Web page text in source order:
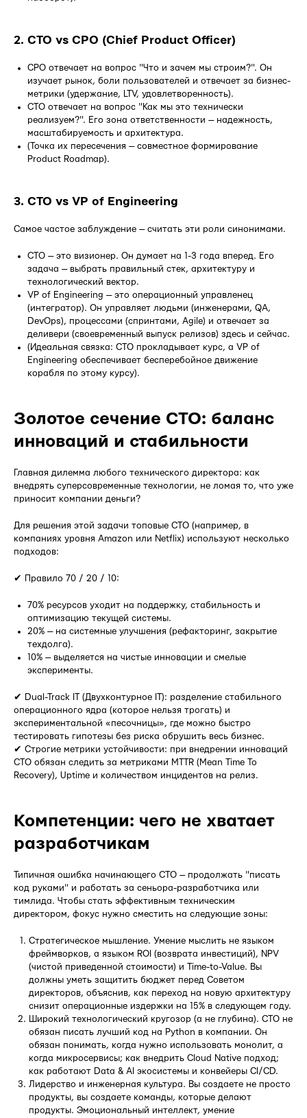
2. CTO vs CPO (Chief Product Officer)
CPO отвечает на вопрос "Что и зачем мы строим?". Он
изучает рынок, боли пользователей и отвечает за бизнес-
метрики (удержание, LTV, удовлетворенность).
CTO отвечает на вопрос "Как мы это технически
реализуем?". Его зона ответственности — надежность,
масштабируемость и архитектура.
(Точка их пересечения — совместное формирование
Product Roadmap).
3. CTO vs VP of Engineering
Самое частое заблуждение — считать эти роли синонимами.
CTO — это визионер. Он думает на 1-3 года вперед. Его
задача — выбрать правильный стек, архитектуру и
технологический вектор.
VP of Engineering — это операционный управленец
(интегратор). Он управляет людьми (инженерами, QA,
DevOps), процессами (спринтами, Agile) и отвечает за
деливери (своевременный выпуск релизов) здесь и сейчас.
(Идеальная связка: CTO прокладывает курс, а VP of
Engineering обеспечивает бесперебойное движение
корабля по этому курсу).
Золотое сечение CTO: баланс
инноваций и стабильности
Главная дилемма любого технического директора: как
внедрять суперсовременные технологии, не ломая то, что уже
приносит компании деньги?
Для решения этой задачи топовые CTO (например, в
компаниях уровня Amazon или Netflix) используют несколько
подходов:
✔ Правило 70 / 20 / 10:
70% ресурсов уходит на поддержку, стабильность и
оптимизацию текущей системы.
20% — на системные улучшения (рефакторинг, закрытие
техдолга).
10% — выделяется на чистые инновации и смелые
эксперименты.
✔ Dual-Track IT (Двухконтурное IT): разделение стабильного
операционного ядра (которое нельзя трогать) и
экспериментальной «песочницы», где можно быстро
тестировать гипотезы без риска обрушить весь бизнес.
✔ Строгие метрики устойчивости: при внедрении инноваций
CTO обязан следить за метриками MTTR (Mean Time To
Recovery), Uptime и количеством инцидентов на релиз.
Компетенции: чего не хватает
разработчикам
Типичная ошибка начинающего CTO — продолжать "писать
код руками" и работать за сеньора-разработчика или
тимлида. Чтобы стать эффективным техническим
директором, фокус нужно сместить на следующие зоны:
Стратегическое мышление. Умение мыслить не языком
фреймворков, а языком ROI (возврата инвестиций), NPV
(чистой приведенной стоимости) и Time-to-Value. Вы
должны уметь защитить бюджет перед Советом
директоров, объяснив, как переход на новую архитектуру
снизит операционные издержки на 15% в следующем году.
Широкий технологический кругозор (а не глубина). CTO не
обязан писать лучший код на Python в компании. Он
обязан понимать, когда нужно использовать монолит, а
когда микросервисы; как внедрить Cloud Native подход;
как работают Data & AI экосистемы и конвейеры CI/CD.
Лидерство и инженерная культура. Вы создаете не просто
продукты, вы создаете команды, которые делают
продукты. Эмоциональный интеллект, умение